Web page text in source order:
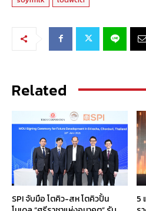
Related
SPI จับมือ โตคิว-สห โตคิวปั้น
5